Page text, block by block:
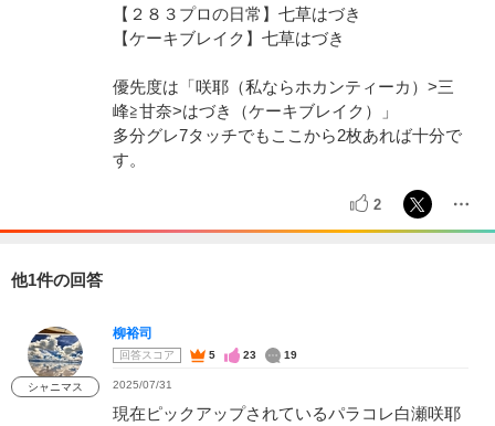
【２８３プロの日常】七草はづき
【ケーキブレイク】七草はづき
優先度は「咲耶（私ならホカンティーカ）>三
峰≧甘奈>はづき（ケーキブレイク）」
多分グレ7タッチでもここから2枚あれば十分で
す。
2
他1件の回答
シャニマス
柳裕司
回答スコア 5 23 19
2025/07/31
現在ピックアップされているパラコレ白瀬咲耶